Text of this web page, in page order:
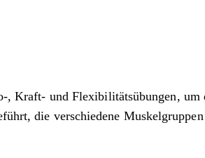
Kraft- und Flexibilitätsübungen,
die verschiedene